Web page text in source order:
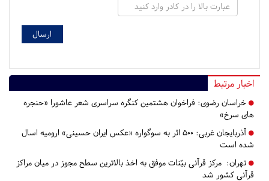
اخبار مرتبط
خراسان رضوی: فراخوان هشتمین کنگره سراسری شعر عاشورا «حنجره
های سرخ»
آذربایجان غربی:
۵۰۰ اثر به سوگواره «عکس ایران حسینی» ارومیه اسال
شده است
تهران: مرکز قرآنی بیّنات موفق به اخذ بالاترین سطح مجوز در میان مراکز
قرآنی کشور شد